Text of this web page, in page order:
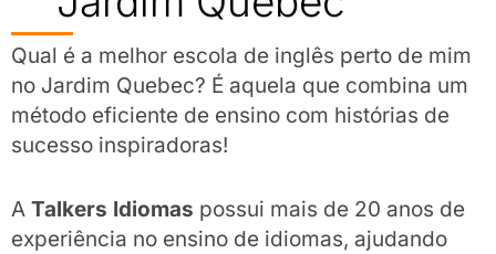
Qual é a melhor escola de inglês perto de mim
no Jardim Quebec? É aquela que combina um
método eficiente de ensino com histórias de
sucesso inspiradoras!
A Talkers Idiomas possui mais de 20 anos de
experiência no ensino de idiomas, ajudando